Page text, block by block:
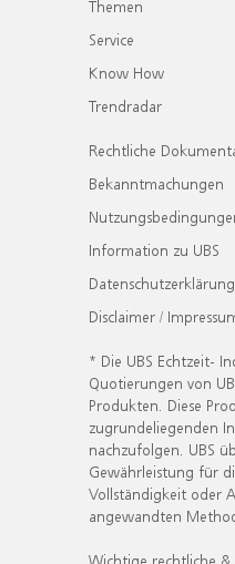
Themen
Service
Know How
Trendradar
Rechtliche
Bekanntmachungen
Information zu UBS
Datenschutzerklärung
Disclaimer /
* Die UBS Echtzeit-
Quotierungen von
Produkten. Diese
zugrundeliegenden
nachzufolgen. UBS
Gewährleistung für
Vollständigkeit oder
angewandten